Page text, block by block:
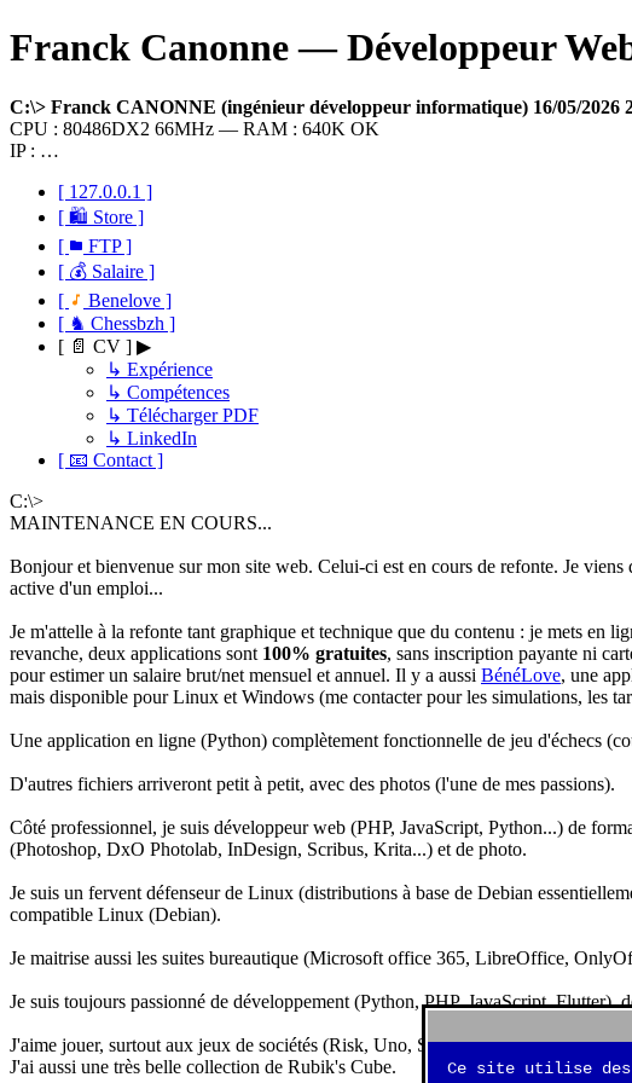
Franck Canonne — Développeur
C:\> Franck CANONNE (ingénieur développeur informatique) 16/05/2026
CPU : 80486DX2 66MHz — RAM : 640K OK
IP : …
[ 127.0.0.1 ]
[ 🛍 Store ]
[
FTP ]
[ 💰 Salaire ]
[
Benelove ]
[ ♞ Chessbzh ]
[ 📄 CV ] ▶
↳ Expérience
↳ Compétences
↳ Télécharger PDF
↳ LinkedIn
[ 📧 Contact ]
C:\>
MAINTENANCE EN COURS...
Bonjour et bienvenue sur mon site web. Celui-ci est en cours de refonte. Je
active d'un emploi...
Je m'attelle à la refonte tant graphique et technique que du contenu : je mets en
revanche, deux applications sont 100% gratuites, sans inscription payante ni
pour estimer un salaire brut/net mensuel et annuel. Il y a aussi BénéLove, une
mais disponible pour Linux et Windows (me contacter pour les simulations, les
Une application en ligne (Python) complètement fonctionnelle de jeu d'échecs
D'autres fichiers arriveront petit à petit, avec des photos (l'une de mes passions).
Côté professionnel, je suis développeur web (PHP, JavaScript, Python...) de
(Photoshop, DxO Photolab, InDesign, Scribus, Krita...) et de photo.
Je suis un fervent défenseur de Linux (distributions à base de Debian
compatible Linux (Debian).
Je maitrise aussi les suites bureautique (Microsoft office 365, LibreOffice,
Je suis toujours passionné de développement (Python, PHP, JavaScript,
J'aime jouer, surtout aux jeux de sociétés (Risk, Uno, Scrabble...), mais aussi
J'ai aussi une très belle collection de Rubik's Cube.
Ce site utilise des